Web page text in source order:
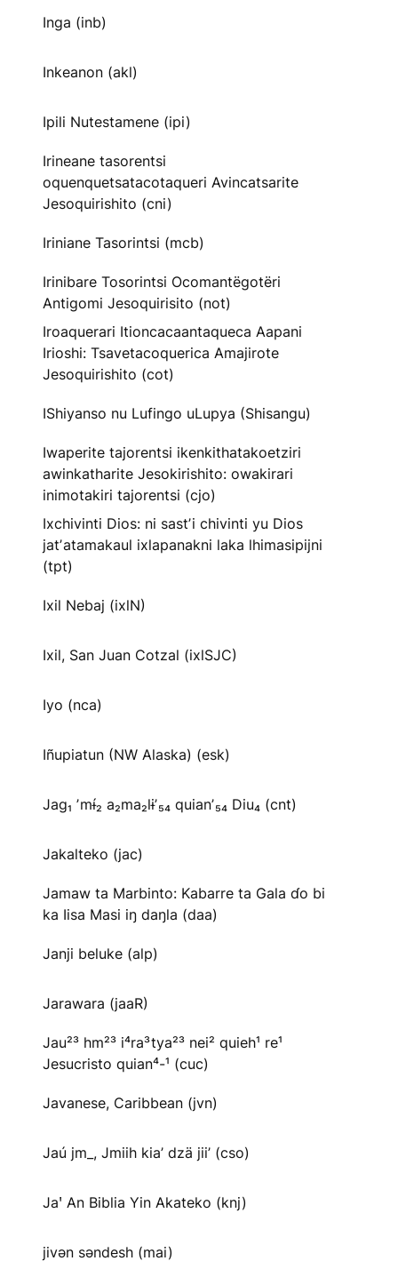
Inga (inb)
Inkeanon (akl)
Ipili Nutestamene (ipi)
Irineane tasorentsi
oquenquetsatacotaqueri Avincatsarite
Jesoquirishito (cni)
Iriniane Tasorintsi (mcb)
Irinibare Tosorintsi Ocomantëgotëri
Antigomi Jesoquirisito (not)
Iroaquerari Itioncacaantaqueca Aapani
Irioshi: Tsavetacoquerica Amajirote
Jesoquirishito (cot)
IShiyanso nu Lufingo uLupya (Shisangu)
Iwaperite tajorentsi ikenkithatakoetziri
awinkatharite Jesokirishito: owakirari
inimotakiri tajorentsi (cjo)
Ixchivinti Dios: ni sastʼi chivinti yu Dios
jatʼatamakaul ixlapanakni laka lhimasipijni
(tpt)
Ixil Nebaj (ixlN)
Ixil, San Juan Cotzal (ixlSJC)
Iyo (nca)
Iñupiatun (NW Alaska) (esk)
Jag₁ ʼmɨ́₂ a₂ma₂lɨʼ₅₄ quianʼ₅₄ Diu₄ (cnt)
Jakalteko (jac)
Jamaw ta Marbinto: Kabarre ta Gala ɗo bi
ka Iisa Masi iŋ daŋla (daa)
Janji beluke (alp)
Jarawara (jaaR)
Jau²³ hm²³ i⁴ra³tya²³ nei² quieh¹ re¹
Jesucristo quian⁴-¹ (cuc)
Javanese, Caribbean (jvn)
Jaú jm_, Jmiih kia’ dzä jii’ (cso)
Jaꞌ An Biblia Yin Akateko (knj)
jivən səndesh (mai)